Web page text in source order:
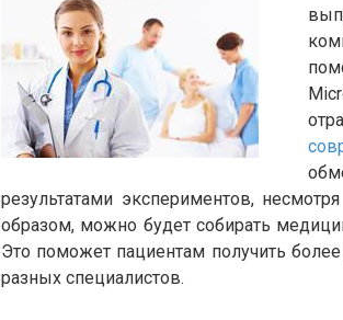
результатами экспериментов,
образом, можно будет собирать
Это поможет пациентам получить
разных специалистов.